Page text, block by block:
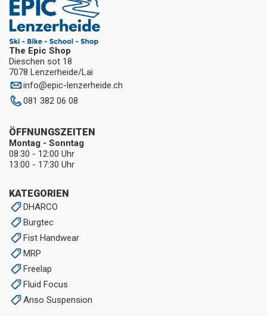
The Epic Shop
Dieschen sot 18
7078 Lenzerheide/Lai
info@epic-lenzerheide.ch
081 382 06 08
KATEGORIEN
DHARCO
Burgtec
Fist Handwear
MRP
Freelap
Fluid Focus
Anso Suspension
ÖFFNUNGSZEITEN
Montag - Sonntag
08:30 - 12:00 Uhr
13:00 - 17:30 Uhr